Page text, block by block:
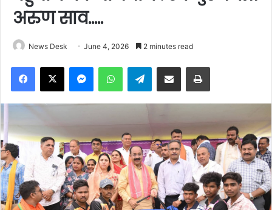
अरुण साव…..
News Desk June 4, 2026 2 minutes read
Facebook
X MessengerWhatsAppTelegramShare via Email Print